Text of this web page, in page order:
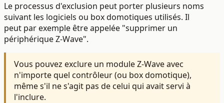
Le processus d'exclusion peut porter plusieurs noms
suivant les logiciels ou box domotiques utilisés. Il
peut par exemple être appelée "supprimer un
périphérique Z-Wave".
Vous pouvez exclure un module Z-Wave avec
n'importe quel contrôleur (ou box domotique),
même s'il ne s'agit pas de celui qui avait servi à
l'inclure.